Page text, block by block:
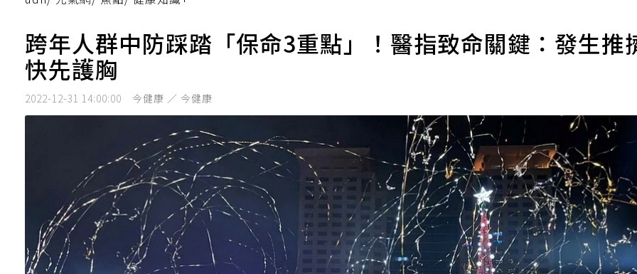
跨年人群中防踩踏「保命3重點」！醫指致命關鍵：發生推
快先護胸
2022-12-31 14:00:00 今健康 ／ 今健康